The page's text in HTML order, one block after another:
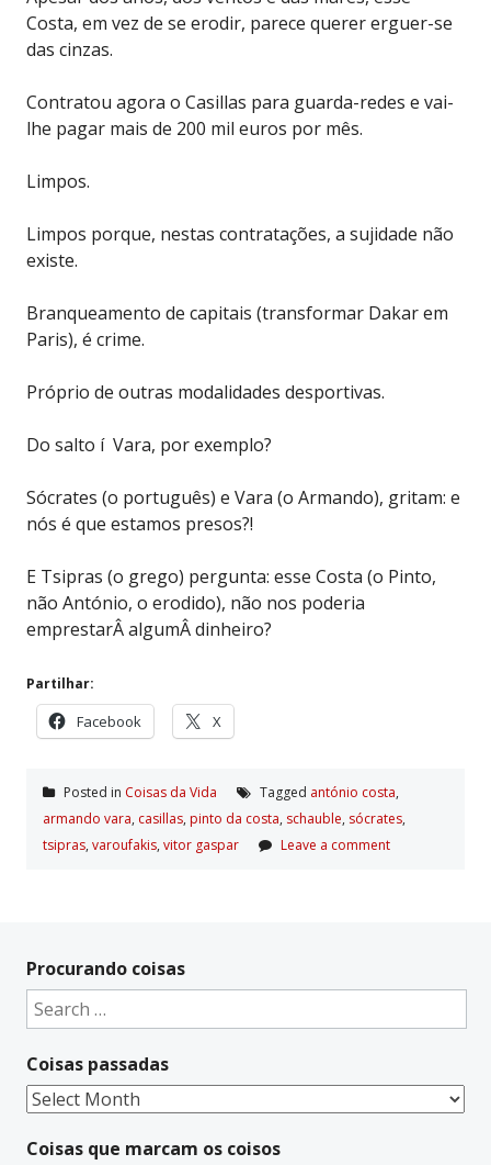
Costa, em vez de se erodir, parece querer erguer-se
das cinzas.
Contratou agora o Casillas para guarda-redes e vai-
lhe pagar mais de 200 mil euros por mês.
Limpos.
Limpos porque, nestas contratações, a sujidade não
existe.
Branqueamento de capitais (transformar Dakar em
Paris), é crime.
Próprio de outras modalidades desportivas.
Do salto í Vara, por exemplo?
Sócrates (o português) e Vara (o Armando), gritam: e
nós é que estamos presos?!
E Tsipras (o grego) pergunta: esse Costa (o Pinto,
não António, o erodido), não nos poderia
emprestarÂ algumÂ dinheiro?
Partilhar:
Facebook X
Posted in Coisas da Vida Tagged antónio costa,
armando vara, casillas, pinto da costa, schauble, sócrates,
tsipras, varoufakis, vitor gaspar Leave a comment
Procurando coisas
Search
for:
Coisas passadas
Coisas
Coisas que marcam os coisos